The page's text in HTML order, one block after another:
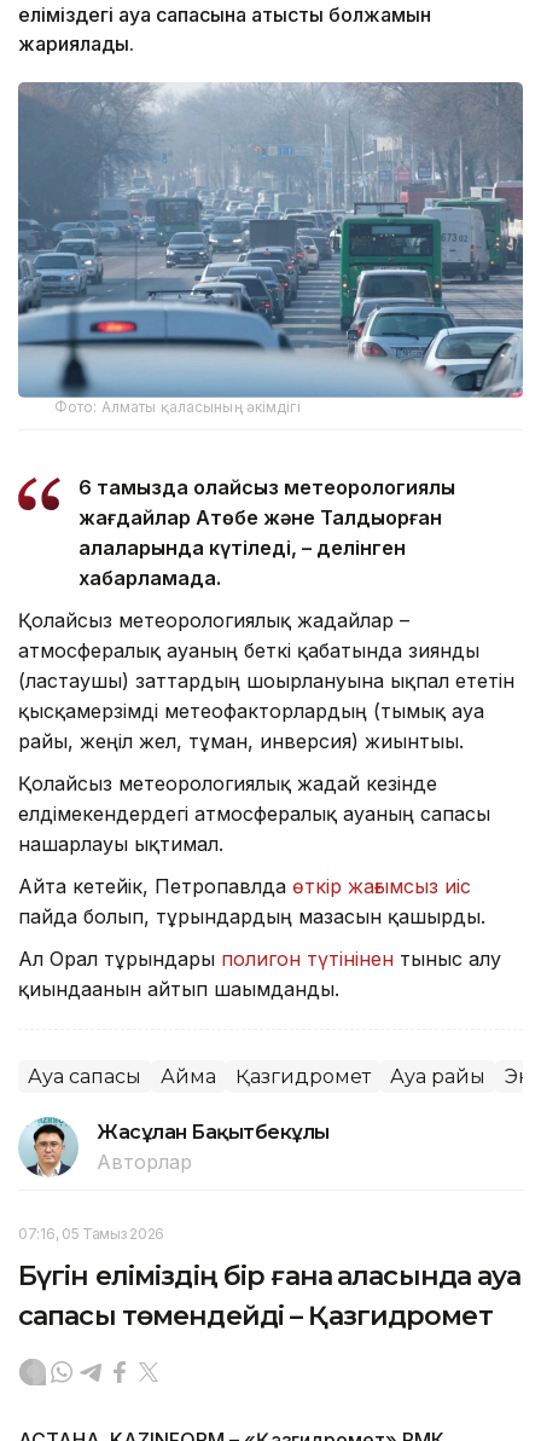
еліміздегі ауа сапасына қатысты болжамын
жариялады.
Фото: Алматы қаласының әкімдігі
6 тамызда қолайсыз метеорологиялық
жағдайлар Ақтөбе және Талдықорған
қалаларында күтіледі, – делінген
хабарламада.
Қолайсыз метеорологиялық жағдайлар –
атмосфералық ауаның беткі қабатында зиянды
(ластаушы) заттардың шоғырлануына ықпал ететін
қысқамерзімді метеофакторлардың (тымық ауа
райы, жеңіл жел, тұман, инверсия) жиынтығы.
Қолайсыз метеорологиялық жағдай кезінде
елдімекендердегі атмосфералық ауаның сапасы
нашарлауы ықтимал.
Айта кетейік, Петропавлда өткір жағымсыз иіс
пайда болып, тұрғындардың мазасын қашырды.
Ал Орал тұрғындары полигон түтінінен тыныс алу
қиындағанын айтып шағымданды.
Ауа сапасы Аймақ Қазгидромет Ауа райы
Жасұлан Бақытбекұлы
Авторлар
07:16, 05 Тамыз 2026
Бүгін еліміздің бір ғана қаласында ауа
сапасы төмендейді – Қазгидромет